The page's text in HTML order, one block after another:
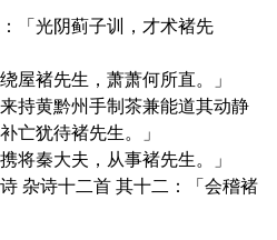
屋褚先生，萧萧何所直。」
持黄黔州手制茶兼能道其动静
亡犹待褚先生。」
将秦大夫，从事褚先生。」
杂诗十二首 其十二：「会稽褚